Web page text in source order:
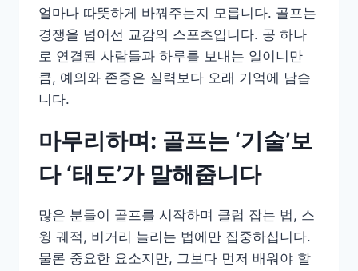
얼마나 따뜻하게 바꿔주는지 모릅니다. 골프는
경쟁을 넘어선 교감의 스포츠입니다. 공 하나
로 연결된 사람들과 하루를 보내는 일이니만
큼, 예의와 존중은 실력보다 오래 기억에 남습
니다.
마무리하며: 골프는 ‘기술’보
다 ‘태도’가 말해줍니다
많은 분들이 골프를 시작하며 클럽 잡는 법, 스
윙 궤적, 비거리 늘리는 법에만 집중하십니다.
물론 중요한 요소지만, 그보다 먼저 배워야 할